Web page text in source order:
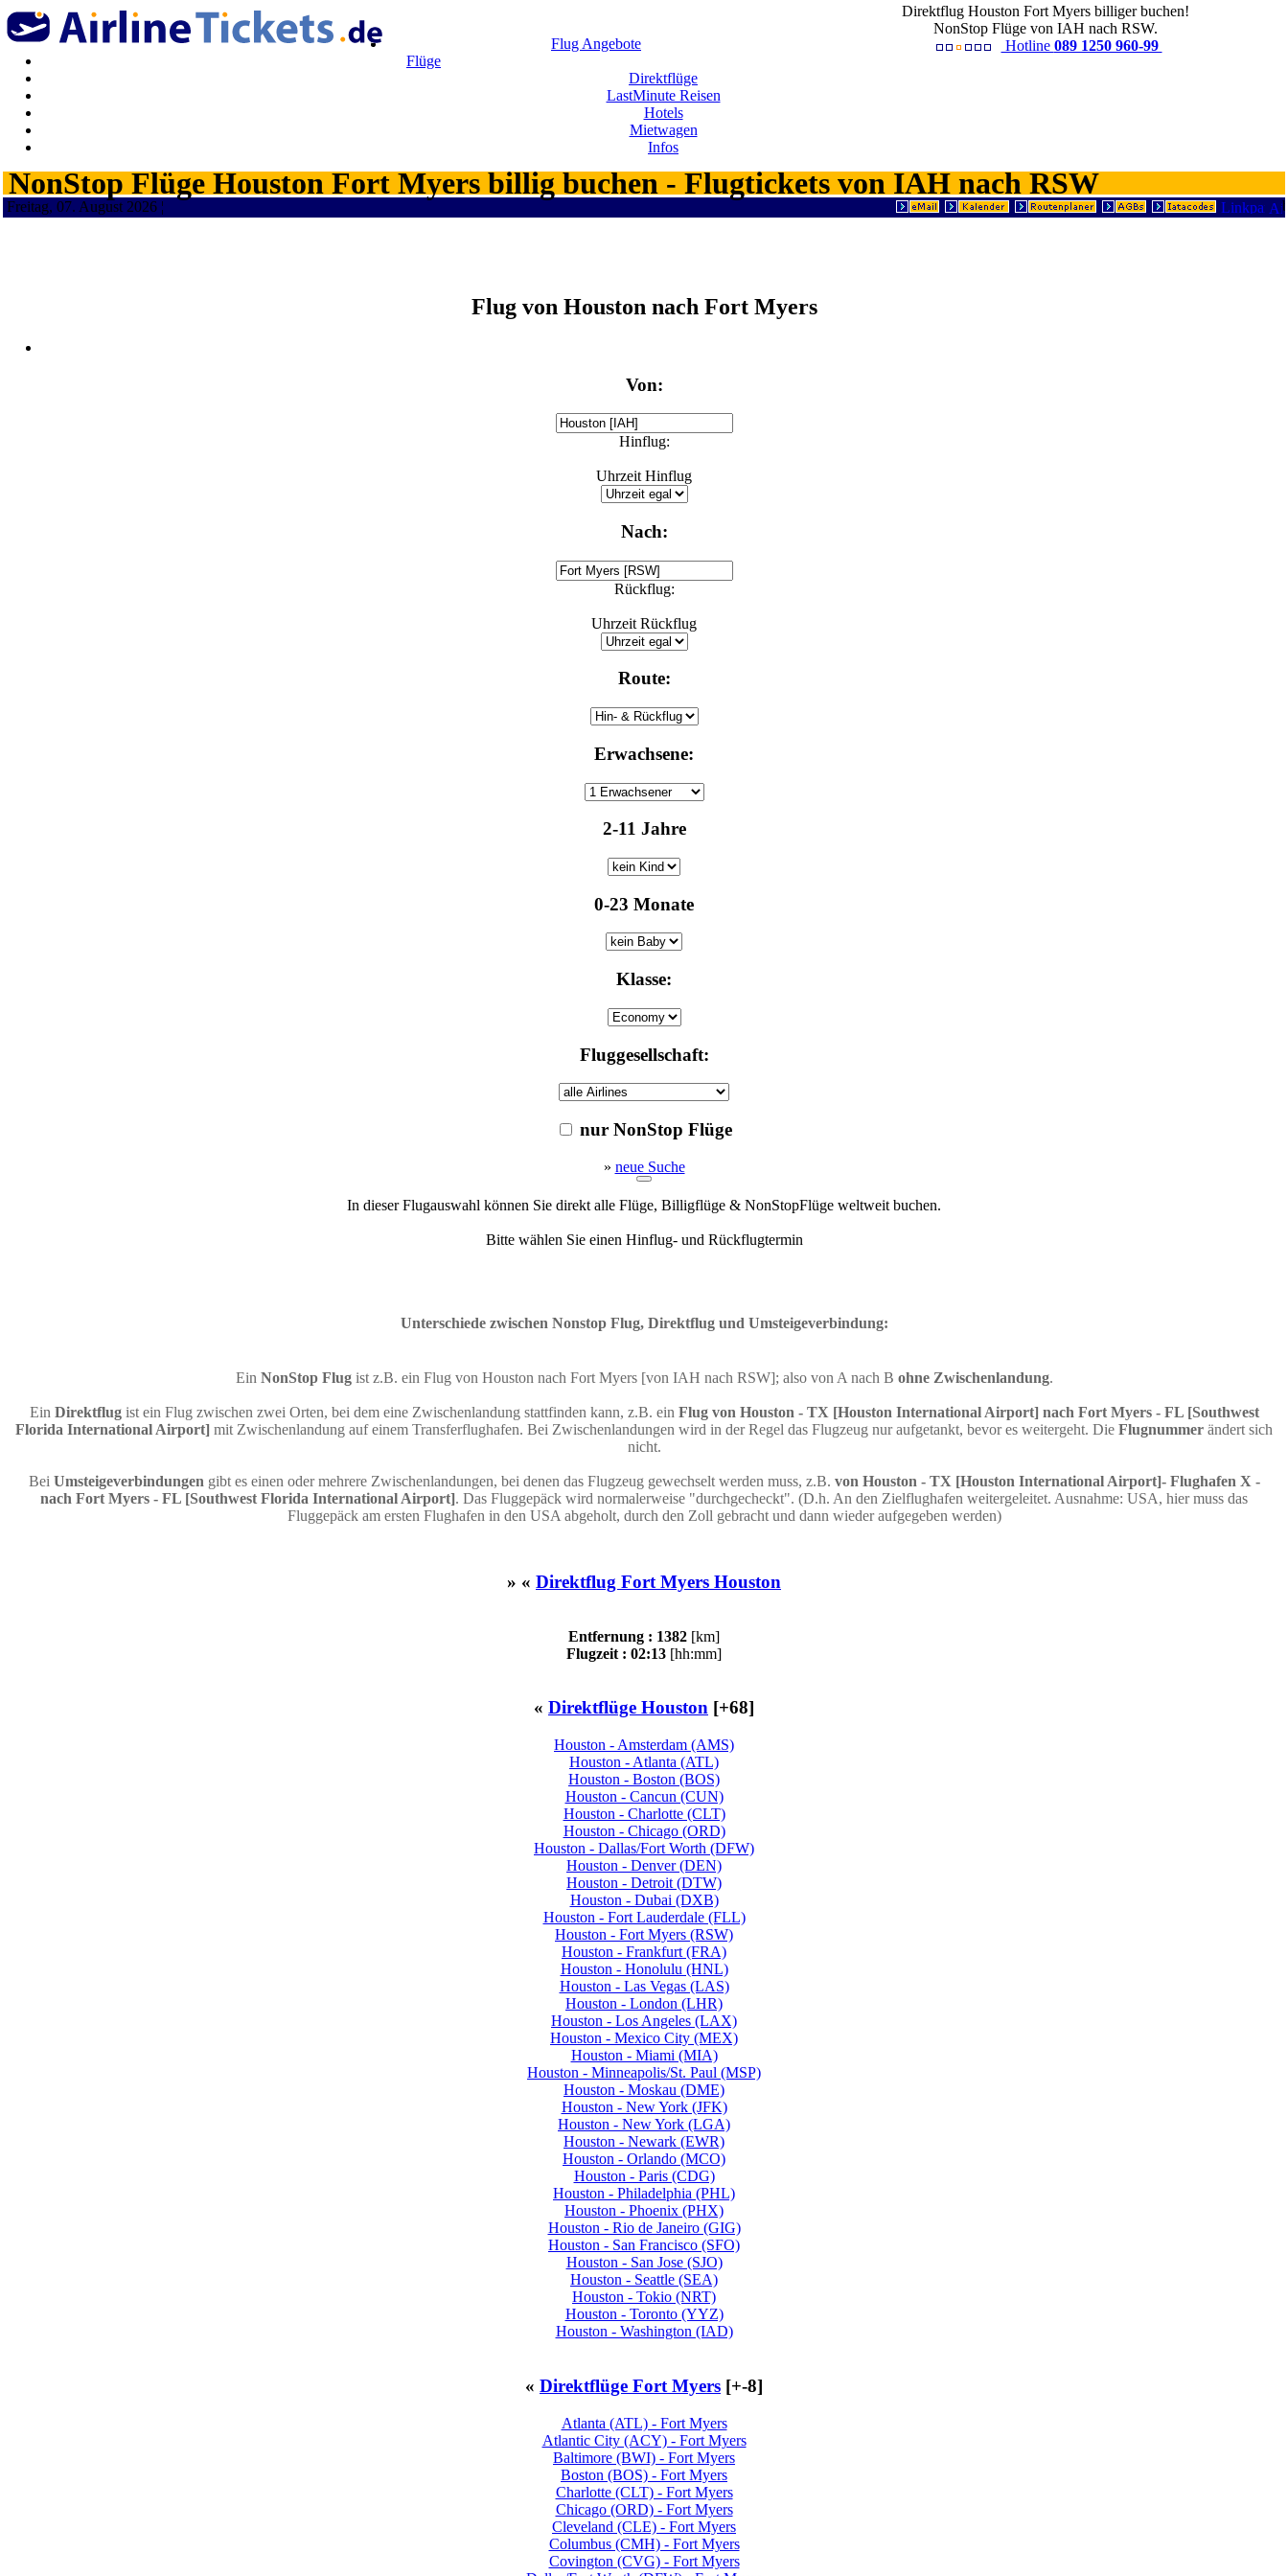
Direktflug Houston Fort Myers billiger buchen!
NonStop Flüge von IAH nach RSW.
Hotline 089 1250 960-99
Flug Angebote
Flüge
Direktflüge
LastMinute Reisen
Hotels
Mietwagen
Infos
NonStop Flüge Houston Fort Myers billig buchen - Flugtickets von IAH nach RSW
Freitag, 07. August 2026 ¦
Flug von Houston nach Fort Myers
Von:
Hinflug:
Uhrzeit Hinflug
Nach:
Rückflug:
Uhrzeit Rückflug
Route:
Erwachsene:
2-11 Jahre
0-23 Monate
Klasse:
Fluggesellschaft:
nur NonStop Flüge
» neue Suche
In dieser Flugauswahl können Sie direkt alle Flüge, Billigflüge & NonStopFlüge weltweit buchen.
Bitte wählen Sie einen Hinflug- und Rückflugtermin
Unterschiede zwischen Nonstop Flug, Direktflug und Umsteigeverbindung:
Ein NonStop Flugist z.B. ein Flug von Houston nach Fort Myers [von IAH nach RSW]; also von A nach B ohne Zwischenlandung.
Ein Direktflugist ein Flug zwischen zwei Orten, bei dem eine Zwischenlandung stattfinden kann, z.B. ein Flug von Houston - TX [Houston International Airport] nach Fort Myers - FL [Southwest
Florida International Airport] mit Zwischenlandung auf einem Transferflughafen. Bei Zwischenlandungen wird in der Regel das Flugzeug nur aufgetankt, bevor es weitergeht. Die Flugnummer ändert sich
nicht.
Bei Umsteigeverbindungen gibt es einen oder mehrere Zwischenlandungen, bei denen das Flugzeug gewechselt werden muss, z.B. von Houston - TX [Houston International Airport]- Flughafen X -
nach Fort Myers - FL [Southwest Florida International Airport]. Das Fluggepäck wird normalerweise "durchgecheckt". (D.h. An den Zielflughafen weitergeleitet. Ausnahme: USA, hier muss das
Fluggepäck am ersten Flughafen in den USA abgeholt, durch den Zoll gebracht und dann wieder aufgegeben werden)
» « Direktflug Fort Myers Houston
Entfernung : 1382 [km]
Flugzeit : 02:13 [hh:mm]
« Direktflüge Houston [+68]
Houston - Amsterdam (AMS)
Houston - Atlanta (ATL)
Houston - Boston (BOS)
Houston - Cancun (CUN)
Houston - Charlotte (CLT)
Houston - Chicago (ORD)
Houston - Dallas/Fort Worth (DFW)
Houston - Denver (DEN)
Houston - Detroit (DTW)
Houston - Dubai (DXB)
Houston - Fort Lauderdale (FLL)
Houston - Fort Myers (RSW)
Houston - Frankfurt (FRA)
Houston - Honolulu (HNL)
Houston - Las Vegas (LAS)
Houston - London (LHR)
Houston - Los Angeles (LAX)
Houston - Mexico City (MEX)
Houston - Miami (MIA)
Houston - Minneapolis/St. Paul (MSP)
Houston - Moskau (DME)
Houston - New York (JFK)
Houston - New York (LGA)
Houston - Newark (EWR)
Houston - Orlando (MCO)
Houston - Paris (CDG)
Houston - Philadelphia (PHL)
Houston - Phoenix (PHX)
Houston - Rio de Janeiro (GIG)
Houston - San Francisco (SFO)
Houston - San Jose (SJO)
Houston - Seattle (SEA)
Houston - Tokio (NRT)
Houston - Toronto (YYZ)
Houston - Washington (IAD)
« Direktflüge Fort Myers [+-8]
Atlanta (ATL) - Fort Myers
Atlantic City (ACY) - Fort Myers
Baltimore (BWI) - Fort Myers
Boston (BOS) - Fort Myers
Charlotte (CLT) - Fort Myers
Chicago (ORD) - Fort Myers
Cleveland (CLE) - Fort Myers
Columbus (CMH) - Fort Myers
Covington (CVG) - Fort Myers